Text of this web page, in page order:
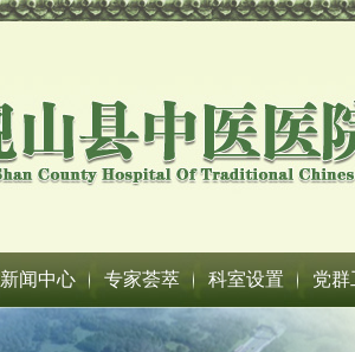
新闻中心 专家荟萃 科室设置 党群